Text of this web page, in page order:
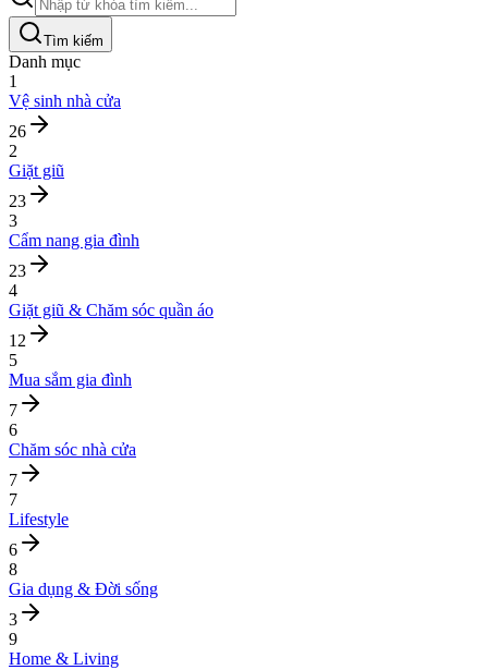
Tìm kiếm
Danh mục
1
Vệ sinh nhà cửa
26
2
Giặt giũ
23
3
Cẩm nang gia đình
23
4
Giặt giũ & Chăm sóc quần áo
12
5
Mua sắm gia đình
7
6
Chăm sóc nhà cửa
7
7
Lifestyle
6
8
Gia dụng & Đời sống
3
9
Home & Living